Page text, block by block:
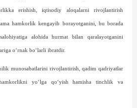
erishish, iqtisodiy aloqalarni rivojlantirish
hamkorlik kengayib borayotganini, bu borada
alohida hurmat bilan qaralayotganini
o‘rnak bo‘larli ibratdir.
munosabatlarini rivojlantirish, qadim qadriyatlar
yo‘lga qo‘yish hamisha tinchlik va